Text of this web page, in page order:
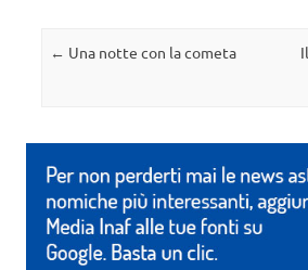
Navigazione articolo
← Una notte con la cometa